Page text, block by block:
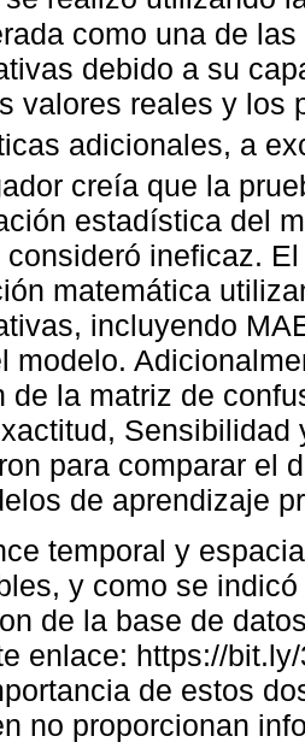
como una de
debido a su
valores reales y los
adicionales, a
creía que la
estadística del
consideró ineficaz.
matemática
incluyendo
modelo.
de la matriz de
para comparar el
de aprendizaje
temporal y
y como se
de la base de
enlace: https://
de estos
no proporcionan